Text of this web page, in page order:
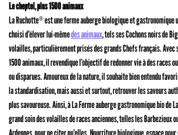
Le cheptel, plus 1500 animaux
La Ruchotte®est une ferme auberge biologique et gastronomique
choisi d’élever lui-mêmedes animaux, tels ses Cochons noirs de
volailles, particulièrement prisés des grands Chefs français. Avec
1500 animaux, il revendique l’objectif de redonner vie à des races
ou disparues. Amoureux de la nature, il souhaite bien entendu
la standardisation, mais aussi et surtout, retrouver les saveurs
plus savoureuse. Ainsi, à La Ferme auberge gastronomique bio de
grand soin des volailles de races anciennes, telles les Barbezieux